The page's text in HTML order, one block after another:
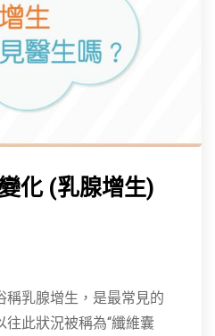
化 (乳腺增生)
稱乳腺增生，是最常見的
此狀況被稱為“纖維囊